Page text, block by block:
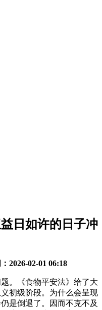
日如许的日子冲
2026-02-01 06:18
。《食物平安法》给了大
初级阶段。为什么会呈现
是倒退了。因而不克不及